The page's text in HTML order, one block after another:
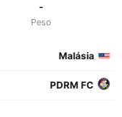
-
Peso
Malásia
PDRM FC